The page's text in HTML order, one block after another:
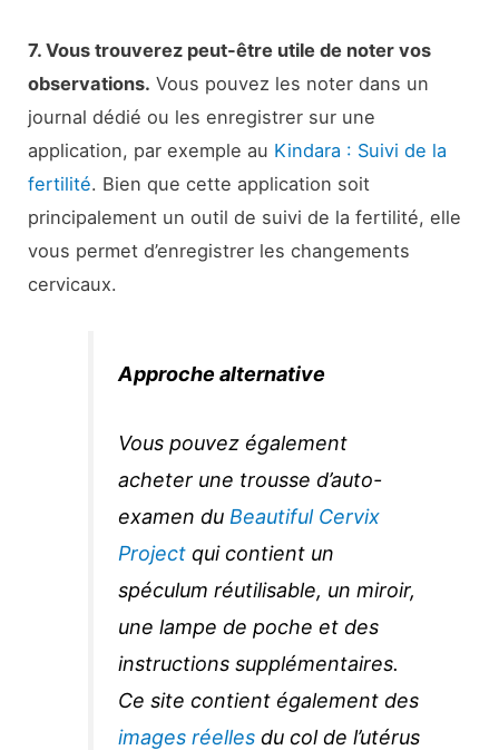
7. Vous trouverez peut-être utile de noter vos
observations. Vous pouvez les noter dans un
journal dédié ou les enregistrer sur une
application, par exemple au Kindara : Suivi de la
fertilité. Bien que cette application soit
principalement un outil de suivi de la fertilité, elle
vous permet d’enregistrer les changements
cervicaux.
Approche alternative
Vous pouvez également
acheter une trousse d’auto-
examen du Beautiful Cervix
Project qui contient un
spéculum réutilisable, un miroir,
une lampe de poche et des
instructions supplémentaires.
Ce site contient également des
images réelles du col de l’utérus